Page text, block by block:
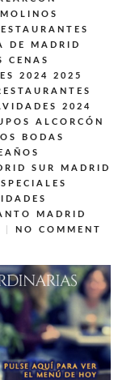
DE MADRID
CENAS
2024 2025
2024
ALCORCÓN
BODAS
SUR MADRID
MADRID
NO COMMENT